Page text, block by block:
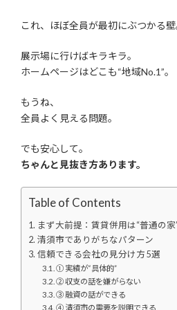
これ、ほぼ全員が最初にぶつかる壁
展示場に行けばキラキラ。
ホームページはどこも“地域No.1”。
もうね、
全員よく見える問題。
でも安心して。
ちゃんと見抜き方あります。
Table of Contents
まず大前提：賃貸併用は“普通の家
清須市でありがちなパターン
信頼できる会社の見分け方 5選
① 実績が“具体的”
② 収支の話を嫌がらない
③ 融資の話ができる
④ 清須市の需要を説明できる